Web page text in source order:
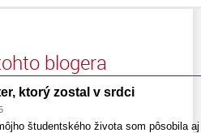
blogera
ktorý zostal v srdci
študentského života som pôsobila